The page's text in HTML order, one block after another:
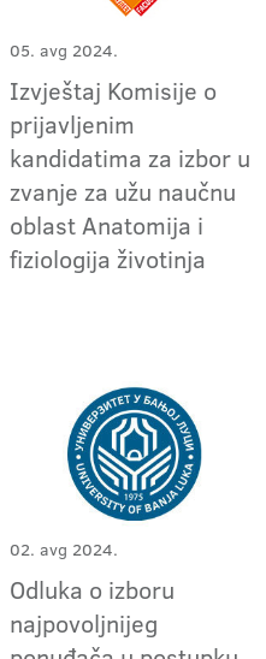
05. avg 2024.
Izvještaj Komisije o
prijavljenim
kandidatima za izbor u
zvanje za užu naučnu
oblast Anatomija i
fiziologija životinja
02. avg 2024.
Odluka o izboru
najpovoljnijeg